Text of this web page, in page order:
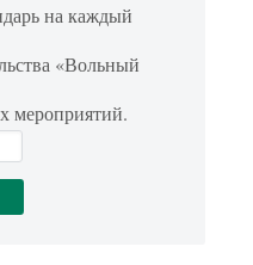
на каждый
«Вольный
мероприятий.